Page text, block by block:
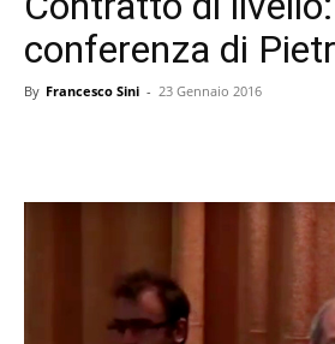
conferenza di
By Francesco Sini - 23 Gennaio 2016